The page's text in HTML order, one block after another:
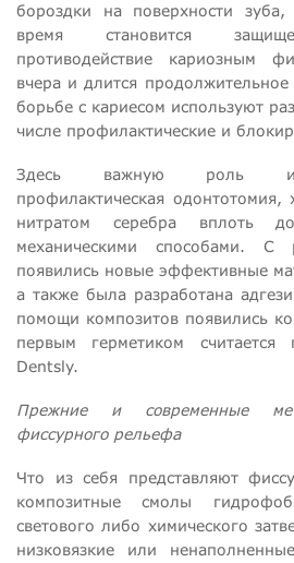
бороздки на поверхности
время становится
противодействие кариозным
вчера и длится
борьбе с кариесом используют
числе профилактические и
Здесь важную роль
профилактическая одонтотомия,
нитратом серебра вплоть
механическими способами. С
появились новые эффективные
а также была разработана
помощи композитов появились
первым герметиком считается
Dentsly.
Прежние и современные
фиссурного рельефа
Что из себя представляют
композитные смолы
светового либо химического
низковязкие или